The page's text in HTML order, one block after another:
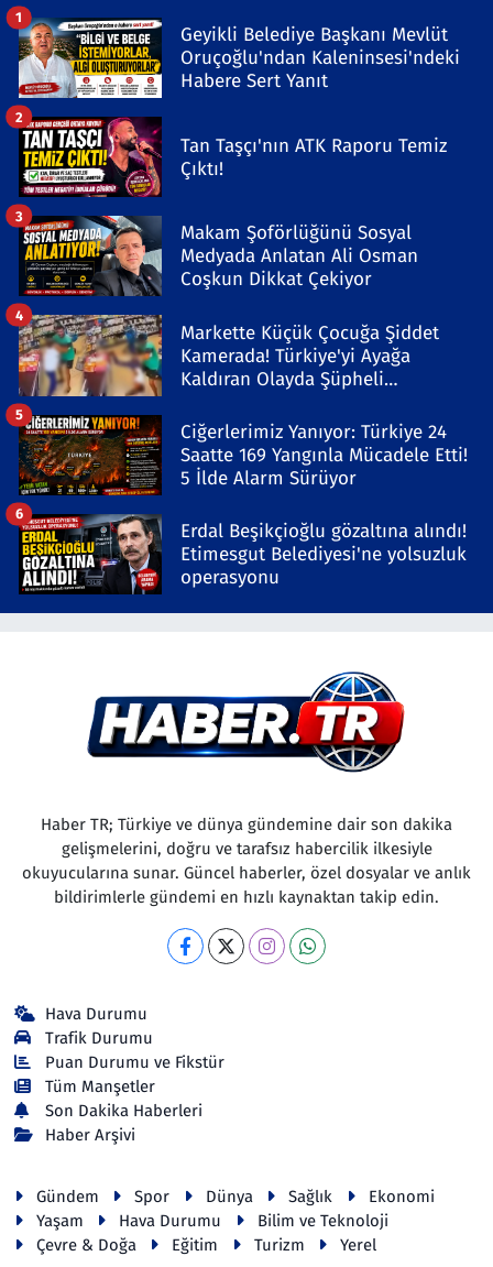
Geyikli Belediye Başkanı Mevlüt
Oruçoğlu'ndan Kaleninsesi'ndeki
Habere Sert Yanıt
1
Tan Taşçı'nın ATK Raporu Temiz
Çıktı!
2
Makam Şoförlüğünü Sosyal
Medyada Anlatan Ali Osman
Coşkun Dikkat Çekiyor
3
Markette Küçük Çocuğa Şiddet
Kamerada! Türkiye'yi Ayağa
Kaldıran Olayda Şüpheli
4
Ciğerlerimiz Yanıyor: Türkiye 24
Saatte 169 Yangınla Mücadele Etti!
5 İlde Alarm Sürüyor
5
Erdal Beşikçioğlu gözaltına alındı!
Etimesgut Belediyesi'ne yolsuzluk
operasyonu
6
Haber TR; Türkiye ve dünya gündemine dair son dakika
gelişmelerini, doğru ve tarafsız habercilik ilkesiyle
okuyucularına sunar. Güncel haberler, özel dosyalar ve anlık
bildirimlerle gündemi en hızlı kaynaktan takip edin.
Hava Durumu
Trafik Durumu
Puan Durumu ve Fikstür
Tüm Manşetler
Son Dakika Haberleri
Haber Arşivi
Gündem Spor Dünya Sağlık
Ekonomi
Yaşam
Hava Durumu
Bilim ve Teknoloji
Çevre & Doğa
Eğitim Turizm Yerel